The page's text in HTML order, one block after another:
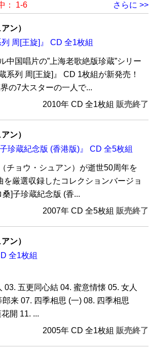
さらに >>
： 1-6
ン）
周[王旋]』 CD 全1枚組
中国唱片の”上海老歌絶版珍蔵”シリー
系列 周[王旋]』 CD 1枚組が新発売！
の7大スターの一人で...
2010年 CD 全1枚組 販売終了
ン）
珍蔵紀念版 (香港版)』 CD 全5枚組
チョウ・シュアン）が逝世50周年を
を厳選収録したコレクションバージョ
]子珍蔵紀念版 (香...
2007年 CD 全5枚組 販売終了
ン）
全1枚組
03. 五更同心結 04. 蜜意情懐 05. 女人
来 07. 四季相思 (一) 08. 四季相思
開 11. ...
2005年 CD 全1枚組 販売終了